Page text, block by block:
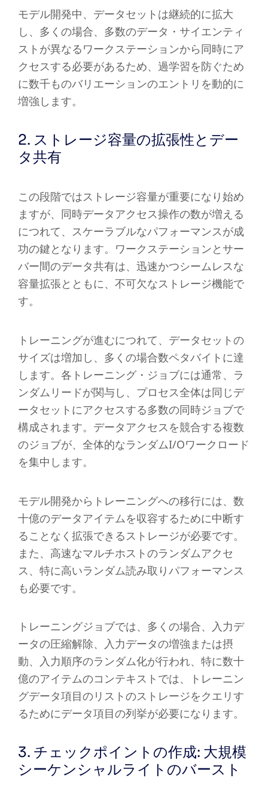
モデル開発中、データセットは継続的に拡大
し、多くの場合、多数のデータ・サイエンティ
ストが異なるワークステーションから同時にア
クセスする必要があるため、過学習を防ぐため
に数千ものバリエーションのエントリを動的に
増強します。
2. ストレージ容量の拡張性とデー
タ共有
この段階ではストレージ容量が重要になり始め
ますが、同時データアクセス操作の数が増える
につれて、スケーラブルなパフォーマンスが成
功の鍵となります。ワークステーションとサー
バー間のデータ共有は、迅速かつシームレスな
容量拡張とともに、不可欠なストレージ機能で
す。
トレーニングが進むにつれて、データセットの
サイズは増加し、多くの場合数ペタバイトに達
します。各トレーニング・ジョブには通常、ラ
ンダムリードが関与し、プロセス全体は同じデ
ータセットにアクセスする多数の同時ジョブで
構成されます。データアクセスを競合する複数
のジョブが、全体的なランダムI/Oワークロード
を集中します。
モデル開発からトレーニングへの移行には、数
十億のデータアイテムを収容するために中断す
ることなく拡張できるストレージが必要です。
また、高速なマルチホストのランダムアクセ
ス、特に高いランダム読み取りパフォーマンス
も必要です。
トレーニングジョブでは、多くの場合、入力デ
ータの圧縮解除、入力データの増強または摂
動、入力順序のランダム化が行われ、特に数十
億のアイテムのコンテキストでは、トレーニン
グデータ項目のリストのストレージをクエリす
るためにデータ項目の列挙が必要になります。
3. チェックポイントの作成: 大規模
シーケンシャルライトのバースト